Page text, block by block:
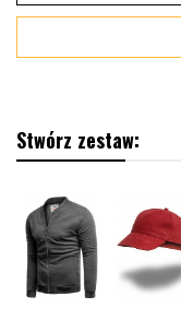
Stwórz zestaw: